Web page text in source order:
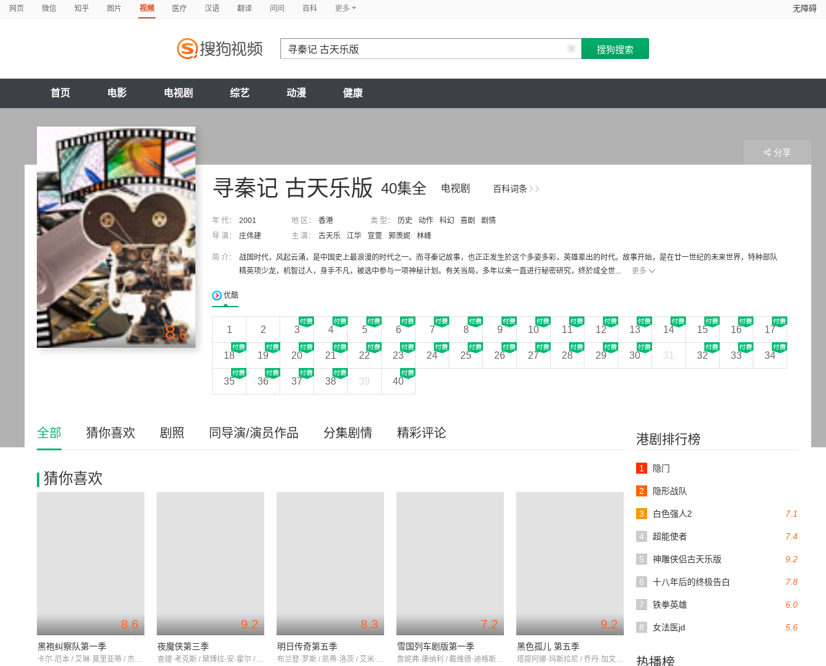
网页 微信 知乎 图片 视频 医疗 汉语 翻译 问问 百科 更多 无障碍
首页 电影 电视剧 综艺 动漫 健康
8.6
百科词条
40集全 电视剧
寻秦记 古天乐版
年 代： 2001 地 区： 香港 类 型： 历史 动作 科幻 喜剧
剧情
导 演：
庄伟建 主 演： 古天乐 江华 宣萱 郭羡妮 林峰
简 介：
战国时代，风起云涌，是中国史上最浪漫的时代之一。而寻秦记故事，也正正发生於这个多姿多彩，英雄辈出的时代。故事开始，是在廿一世纪的未来世界，特种部队
精英项少龙，机智过人，身手不凡，被选中参与一项神秘计划。有关当局，多年以来一直进行秘密研究，终於成全世...
更多
优酷
1 2 3 4 5 6 7 8 9 10 11 12 13 14 15 16 17
18 19 20 21 22 23 24 25 26 27 28 29 30 31 32 33 34
35 36 37 38 39 40
分享
港剧排行榜
1 隐门
2 隐形战队
7.1
3 白色强人2
7.4
4 超能使者
9.2
5 神雕侠侣古天乐版
7.8
6 十八年后的终极告白
6.0
7 铁拳英雄
5.6
8 女法医jd
热播榜
全部 猜你喜欢 剧照 同导演/演员作品 分集剧情 精彩评论
猜你喜欢
8.6
黑袍纠察队第一季
卡尔·厄本 / 艾琳·莫里亚蒂 / 杰克·奎德
9.2
夜魔侠第三季
查理·考克斯 / 黛博拉·安·霍尔 / 埃尔登·亨森
8.3
明日传奇第五季
布兰登·罗斯 / 凯蒂·洛茨 / 艾米·彭伯顿
7.2
雪国列车剧版第一季
詹妮弗·康纳利 / 戴维德·迪格斯 / 米奇·萨姆纳
9.2
黑色孤儿 第五季
塔提阿娜·玛斯拉尼 / 乔丹·加文瑞斯 / 凯文·汉查德